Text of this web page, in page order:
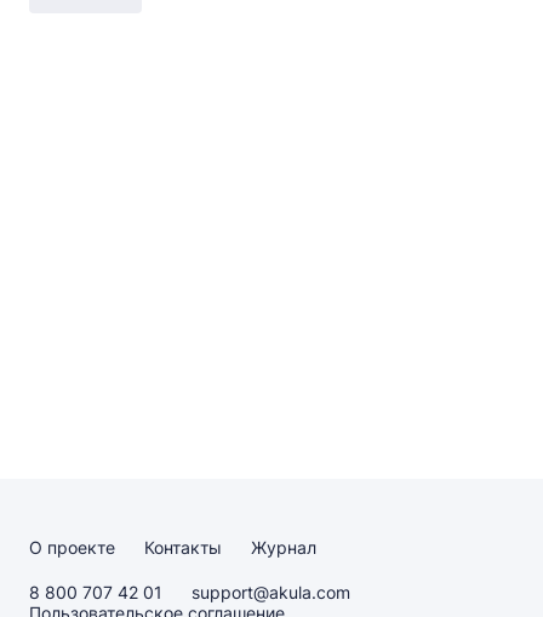
О проекте Контакты Журнал
8 800 707 42 01
support@akula.com
Пользовательское соглашение